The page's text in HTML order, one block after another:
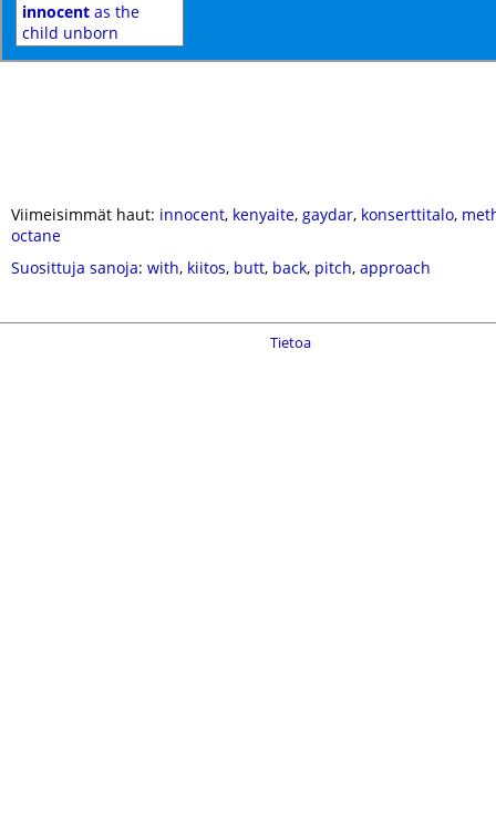
innocent as the
child unborn
Viimeisimmät haut: innocent, kenyaite, gaydar, konserttitalo,
octane
Suosittuja sanoja: with, kiitos, butt, back, pitch, approach
Tietoa